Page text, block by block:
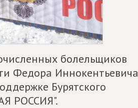
болельщиков
Федора Иннокентьевича
Бурятского
РОССИЯ".